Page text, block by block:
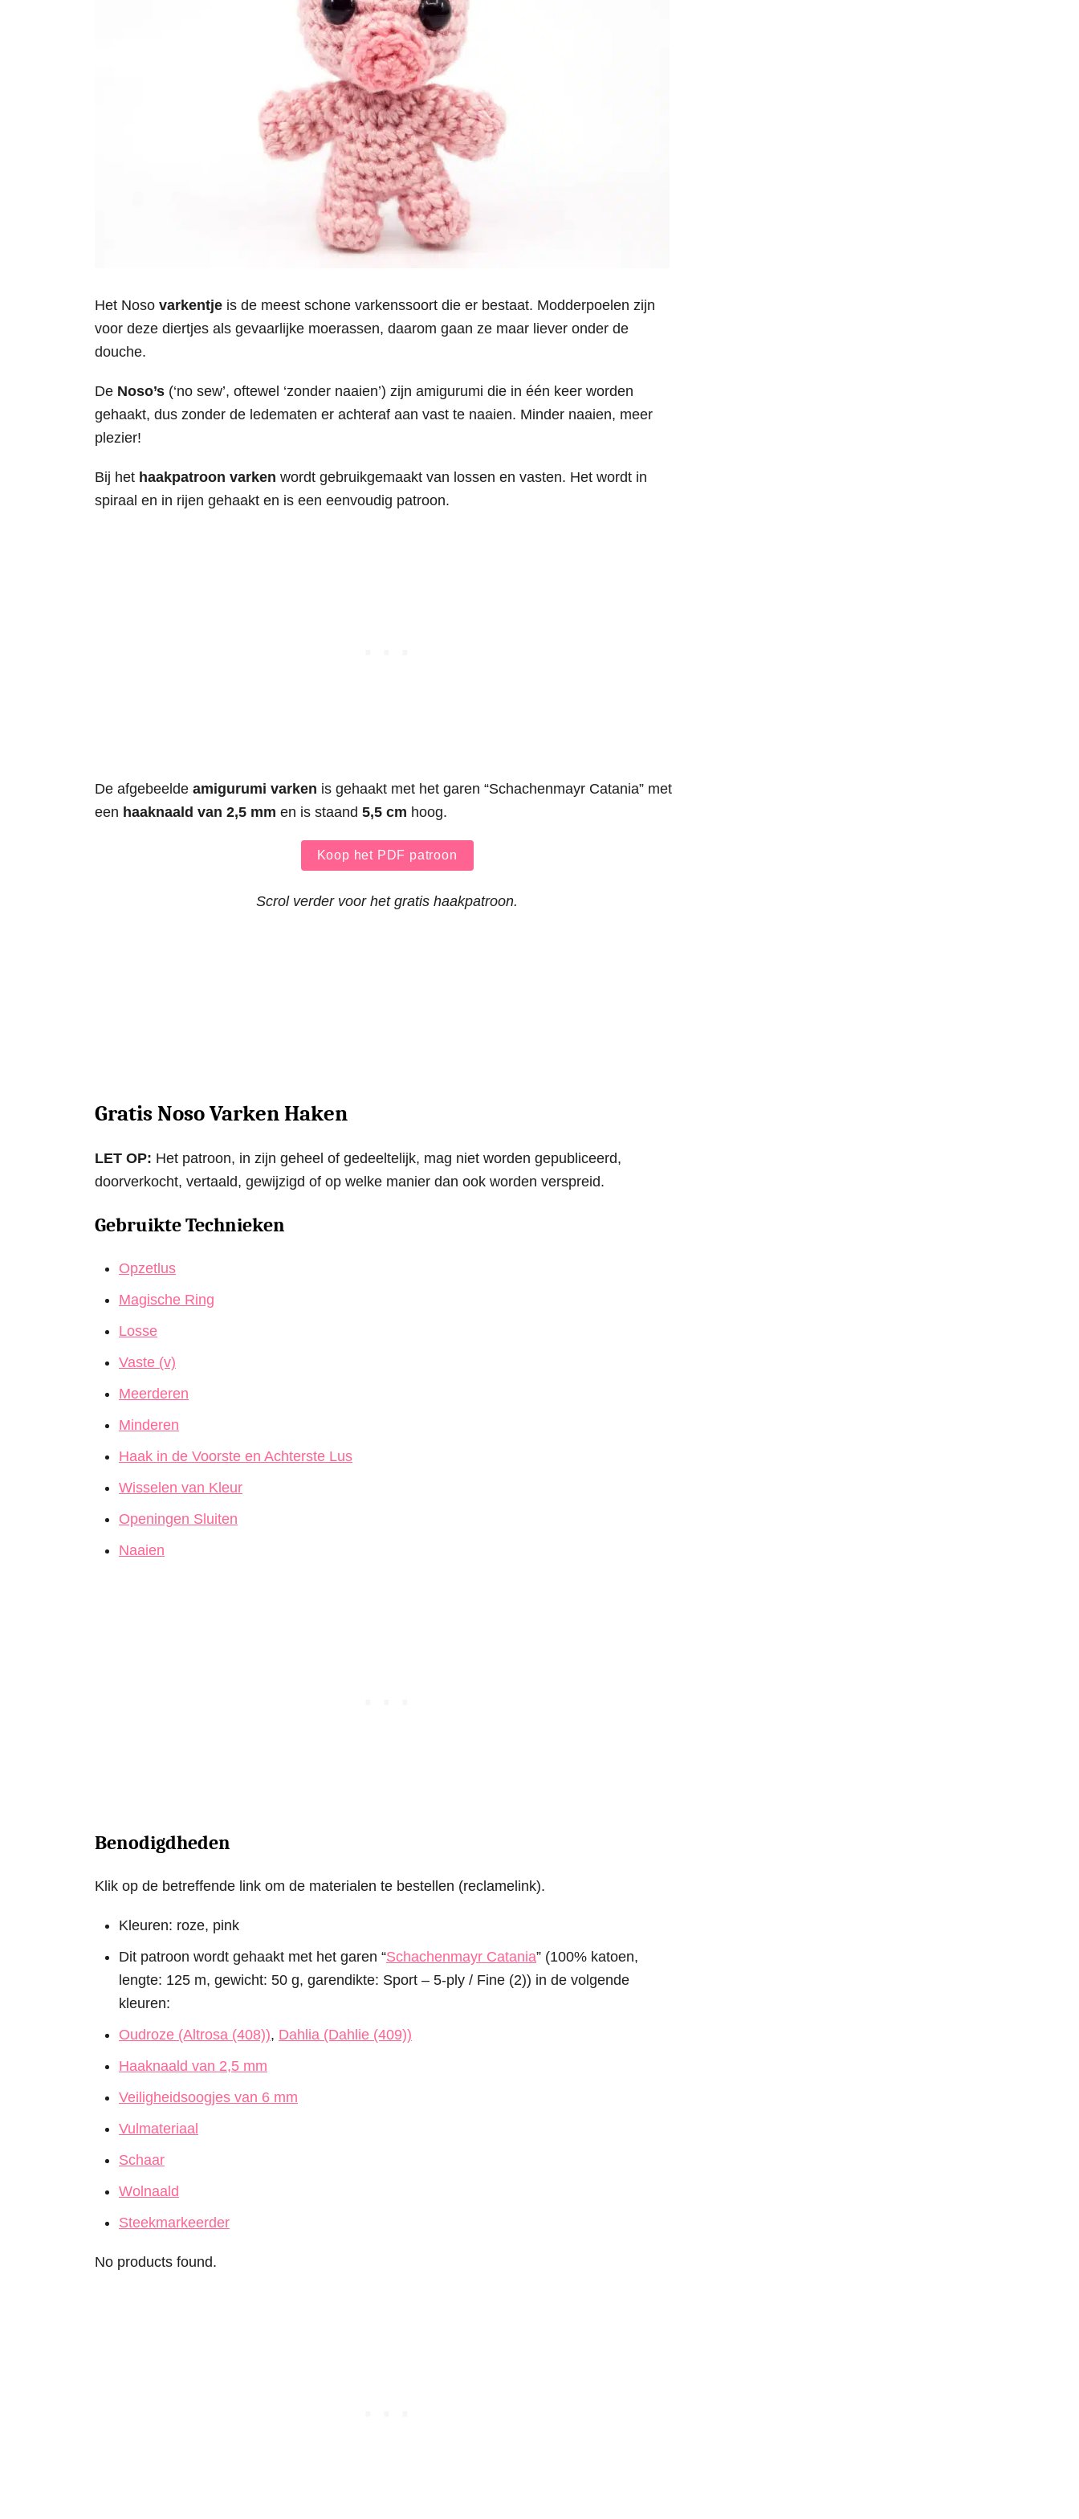
Het Noso varkentje is de meest schone varkenssoort die er bestaat. Modderpoelen zijn
voor deze diertjes als gevaarlijke moerassen, daarom gaan ze maar liever onder de
douche.
De Noso’s (‘no sew’, oftewel ‘zonder naaien’) zijn amigurumi die in één keer worden
gehaakt, dus zonder de ledematen er achteraf aan vast te naaien. Minder naaien, meer
plezier!
Bij het haakpatroon varken wordt gebruikgemaakt van lossen en vasten. Het wordt in
spiraal en in rijen gehaakt en is een eenvoudig patroon.
De afgebeelde amigurumi varken is gehaakt met het garen “Schachenmayr Catania” met
een haaknaald van 2,5 mm en is staand 5,5 cm hoog.
Koop het PDF patroon
Scrol verder voor het gratis haakpatroon.
Gratis Noso Varken Haken
LET OP: Het patroon, in zijn geheel of gedeeltelijk, mag niet worden gepubliceerd,
doorverkocht, vertaald, gewijzigd of op welke manier dan ook worden verspreid.
Gebruikte Technieken
Opzetlus
Magische Ring
Losse
Vaste (v)
Meerderen
Minderen
Haak in de Voorste en Achterste Lus
Wisselen van Kleur
Openingen Sluiten
Naaien
Benodigdheden
Klik op de betreffende link om de materialen te bestellen (reclamelink).
Kleuren: roze, pink
Dit patroon wordt gehaakt met het garen “Schachenmayr Catania” (100% katoen,
lengte: 125 m, gewicht: 50 g, garendikte: Sport – 5-ply / Fine (2)) in de volgende
kleuren:
Oudroze (Altrosa (408)), Dahlia (Dahlie (409))
Haaknaald van 2,5 mm
Veiligheidsoogjes van 6 mm
Vulmateriaal
Schaar
Wolnaald
Steekmarkeerder
No products found.